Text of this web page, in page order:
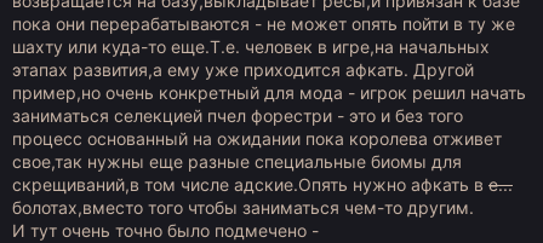
пока они перерабатываются - не может опять пойти в ту же
шахту или куда-то еще.Т.е. человек в игре,на начальных
этапах развития,а ему уже приходится афкать. Другой
пример,но очень конкретный для мода - игрок решил начать
заниматься селекцией пчел форестри - это и без того
процесс основанный на ожидании пока королева отживет
свое,так нужны еще разные специальные биомы для
скрещиваний,в том числе адские.Опять нужно афкать в е...
болотах,вместо того чтобы заниматься чем-то другим.
И тут очень точно было подмечено -